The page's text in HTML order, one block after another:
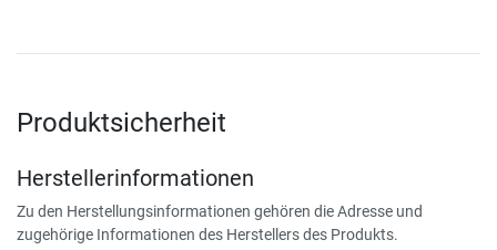
Produktsicherheit
Herstellerinformationen
Zu den Herstellungsinformationen gehören die Adresse und
zugehörige Informationen des Herstellers des Produkts.